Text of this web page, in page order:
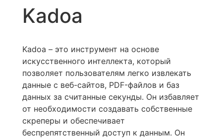
Kadoa
Kadoa – это инструмент на основе
искусственного интеллекта, который
позволяет пользователям легко извлекать
данные с веб-сайтов, PDF-файлов и баз
данных за считанные секунды. Он избавляет
от необходимости создавать собственные
скреперы и обеспечивает
беспрепятственный доступ к данным. Он